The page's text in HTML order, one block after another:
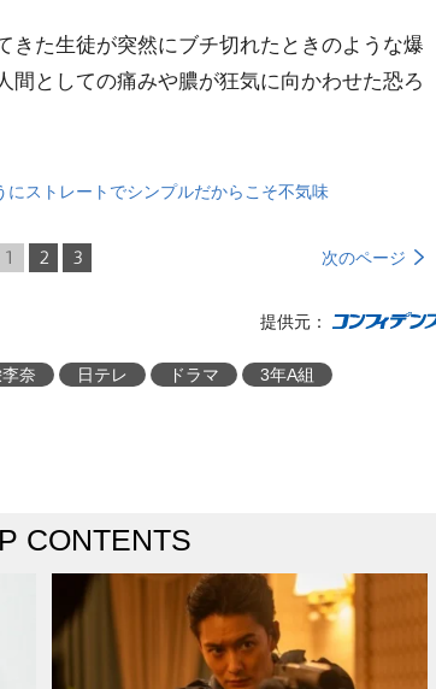
た生徒が突然にブチ切れたときのような爆
間としての痛みや膿が狂気に向かわせた恐ろ
にストレートでシンプルだからこそ不気味
1 2 3 次のページ
提供元：
李奈 日テレ ドラマ 3年A組
CONTENTS